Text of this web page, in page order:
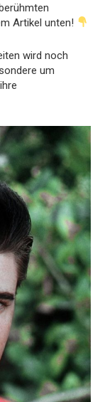
Artikel unten!
wird noch
um